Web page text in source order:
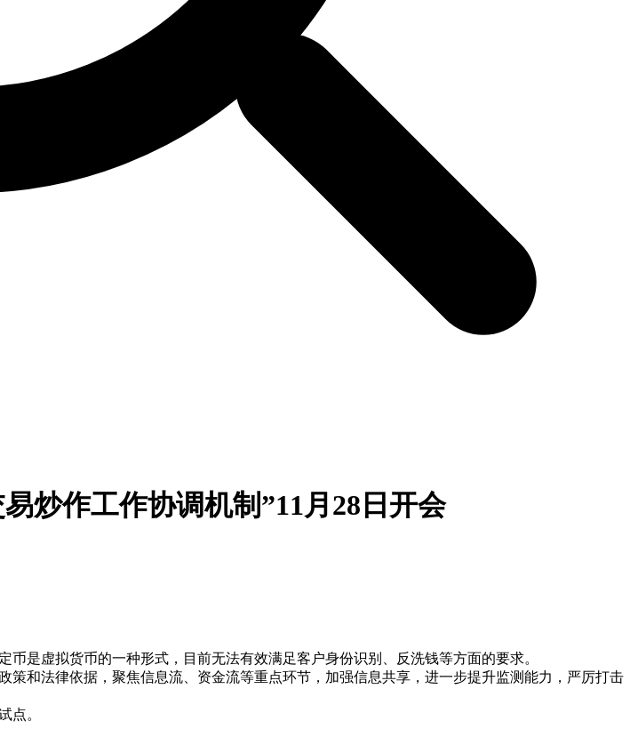
炒作工作协调机制”11月28日开会
是虚拟货币的一种形式，目前无法有效满足客户身份识别、反洗钱等方面的要求。
和法律依据，聚焦信息流、资金流等重点环节，加强信息共享，进一步提升监测能力，严厉打击
点。